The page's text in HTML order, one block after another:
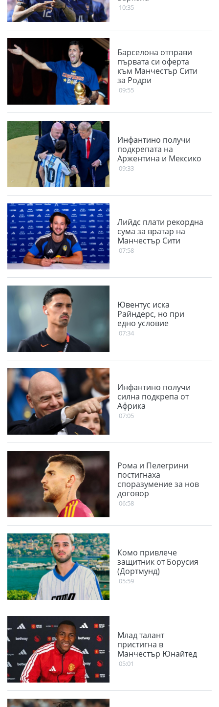
10:35
Барселона отправи
първата си оферта
към Манчестър Сити
за Родри
09:55
Инфантино получи
подкрепата на
Аржентина и Мексико
09:33
Лийдс плати рекордна
сума за вратар на
Манчестър Сити
07:58
Ювентус иска
Райндерс, но при
едно условие
07:34
Инфантино получи
силна подкрепа от
Африка
07:05
Рома и Пелегрини
постигнаха
споразумение за нов
договор
06:58
Комо привлече
защитник от Борусия
(Дортмунд)
05:59
Млад талант
пристигна в
Манчестър Юнайтед
05:01